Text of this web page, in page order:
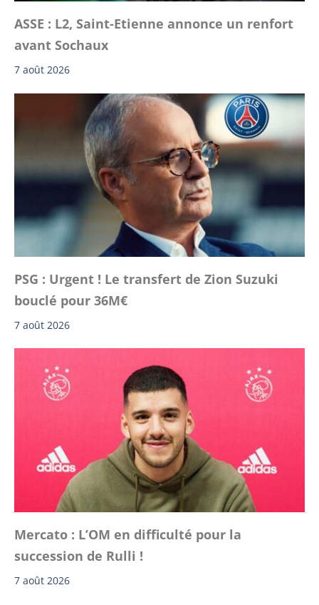
ASSE : L2, Saint-Etienne annonce un renfort
avant Sochaux
7 août 2026
PSG : Urgent ! Le transfert de Zion Suzuki
bouclé pour 36M€
7 août 2026
Mercato : L’OM en difficulté pour la
succession de Rulli !
7 août 2026